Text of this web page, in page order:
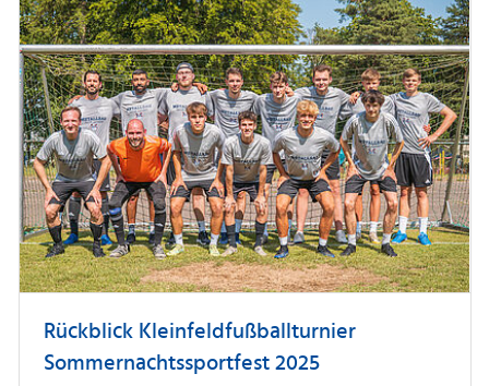
Rückblick Kleinfeldfußballturnier
Sommernachtssportfest 2025